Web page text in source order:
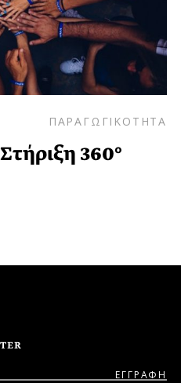
ΠΑΡΑΓΩΓΙΚΟΤΗΤΑ
360°